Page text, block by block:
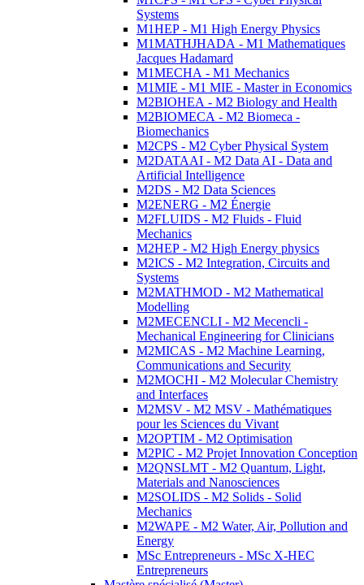
Systems
M1HEP - M1 High Energy Physics
M1MATHJHADA - M1 Mathematiques
Jacques Hadamard
M1MECHA - M1 Mechanics
M1MIE - M1 MIE - Master in Economics
M2BIOHEA - M2 Biology and Health
M2BIOMECA - M2 Biomeca -
Biomechanics
M2CPS - M2 Cyber Physical System
M2DATAAI - M2 Data AI - Data and
Artificial Intelligence
M2DS - M2 Data Sciences
M2ENERG - M2 Énergie
M2FLUIDS - M2 Fluids - Fluid
Mechanics
M2HEP - M2 High Energy physics
M2ICS - M2 Integration, Circuits and
Systems
M2MATHMOD - M2 Mathematical
Modelling
M2MECENCLI - M2 Mecencli -
Mechanical Engineering for Clinicians
M2MICAS - M2 Machine Learning,
Communications and Security
M2MOCHI - M2 Molecular Chemistry
and Interfaces
M2MSV - M2 MSV - Mathématiques
pour les Sciences du Vivant
M2OPTIM - M2 Optimisation
M2PIC - M2 Projet Innovation Conception
M2QNSLMT - M2 Quantum, Light,
Materials and Nanosciences
M2SOLIDS - M2 Solids - Solid
Mechanics
M2WAPE - M2 Water, Air, Pollution and
Energy
MSc Entrepreneurs - MSc X-HEC
Entrepreneurs